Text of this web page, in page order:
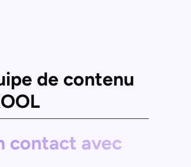
de contenu
contact avec